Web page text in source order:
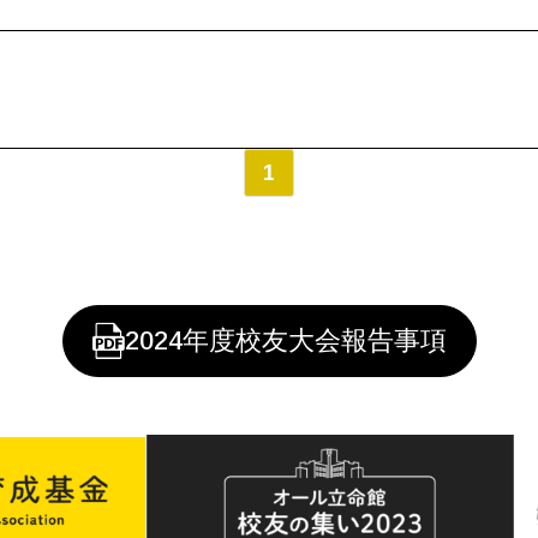
1
2024年度校友大会報告事項